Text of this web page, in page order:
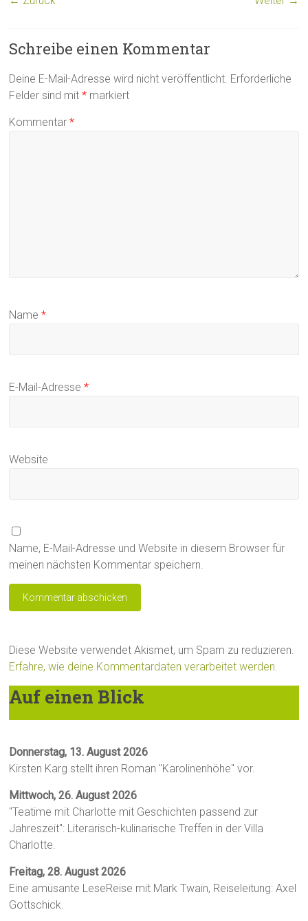
Schreibe einen Kommentar
Deine E-Mail-Adresse wird nicht veröffentlicht. Erforderliche
Felder sind mit* markiert
Kommentar*
Name*
E-Mail-Adresse*
Website
Name, E-Mail-Adresse und Website in diesem Browser für
meinen nächsten Kommentar speichern.
Diese Website verwendet Akismet, um Spam zu reduzieren.
Erfahre, wie deine Kommentardaten verarbeitet werden.
Auf einen Blick
Donnerstag, 13. August 2026
Kirsten Karg stellt ihren Roman "Karolinenhöhe" vor.
Mittwoch, 26. August 2026
"Teatime mit Charlotte mit Geschichten passend zur
Jahreszeit": Literarisch-kulinarische Treffen in der Villa
Charlotte.
Freitag, 28. August 2026
Eine amüsante LeseReise mit Mark Twain, Reiseleitung: Axel
Gottschick.